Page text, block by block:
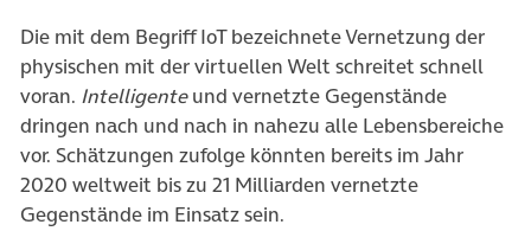
Die mit dem Begriff IoT bezeichnete Vernetzung der
physischen mit der virtuellen Welt schreitet schnell
voran. Intelligenteund vernetzte Gegenstände
dringen nach und nach in nahezu alle Lebensbereiche
vor. Schätzungen zufolge könnten bereits im Jahr
2020 weltweit bis zu 21 Milliarden vernetzte
Gegenstände im Einsatz sein.